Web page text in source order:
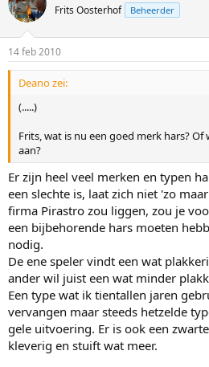
Frits Oosterhof Beheerder
14 feb 2010
Deano zei:
(.....)
Frits, wat is nu een goed merk hars?
aan?
Er zijn heel veel merken en typen
een slechte is, laat zich niet 'zo
firma Pirastro zou liggen, zou je
een bijbehorende hars moeten
nodig.
De ene speler vindt een wat
ander wil juist een wat minder
Een type wat ik tientallen jaren
vervangen maar steeds hetzelde
gele uitvoering. Er is ook een
kleverig en stuift wat meer.